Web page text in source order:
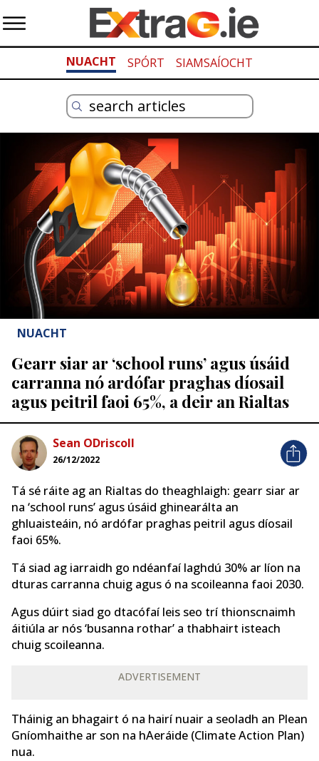
NUACHT SPÓRT SIAMSAÍOCHT
NUACHT
Gearr siar ar ‘school runs’ agus úsáid
carranna nó ardófar praghas díosail
agus peitril faoi 65%, a deir an Rialtas
Sean ODriscoll
26/12/2022
Tá sé ráite ag an Rialtas do theaghlaigh: gearr siar ar
na ‘school runs’ agus úsáid ghinearálta an
ghluaisteáin, nó ardófar praghas peitril agus díosail
faoi 65%.
Tá siad ag iarraidh go ndéanfaí laghdú 30% ar líon na
dturas carranna chuig agus ó na scoileanna faoi 2030.
Agus dúirt siad go dtacófaí leis seo trí thionscnaimh
áitiúla ar nós ‘busanna rothar’ a thabhairt isteach
chuig scoileanna.
ADVERTISEMENT
Tháinig an bhagairt ó na hairí nuair a seoladh an Plean
Gníomhaithe ar son na hAeráide (Climate Action Plan)
nua.